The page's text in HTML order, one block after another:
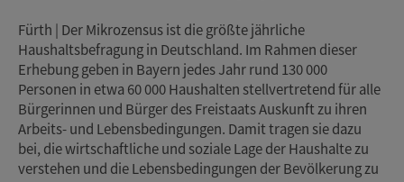
Fürth | Der Mikrozensus ist die größte jährliche
Haushaltsbefragung in Deutschland. Im Rahmen dieser
Erhebung geben in Bayern jedes Jahr rund 130 000
Personen in etwa 60 000 Haushalten stellvertretend für alle
Bürgerinnen und Bürger des Freistaats Auskunft zu ihren
Arbeits- und Lebensbedingungen. Damit tragen sie dazu
bei, die wirtschaftliche und soziale Lage der Haushalte zu
verstehen und die Lebensbedingungen der Bevölkerung zu